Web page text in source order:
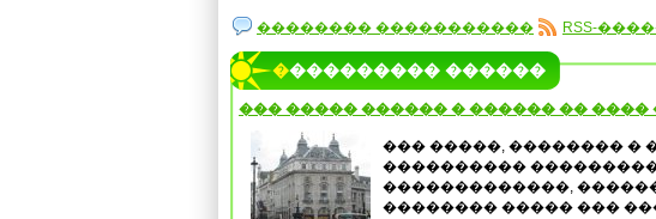
�������� ����������� RSS-
���������� ������
��� ����� ������ � ������ �� ����
��� �����, �������� �
����������
�������������,
�������� ����� ���